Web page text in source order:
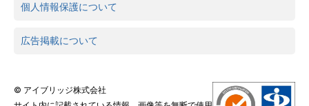
個人情報保護について
広告掲載について
© アイブリッジ株式会社